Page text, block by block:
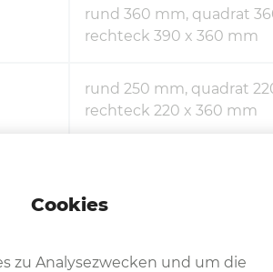
rund 360 mm, quadrat
rechteck 390 x 360 mm
rund 250 mm, quadrat
rechteck 220 x 360 mm
Cookies
zu Analysezwecken und um die